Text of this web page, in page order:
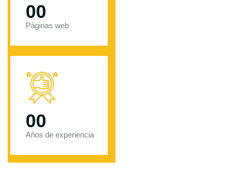
00
Páginas web
00
Años de experiencia